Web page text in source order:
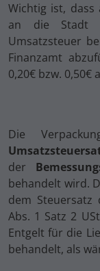
Wichtig ist, dass
an die Stadt
Umsatzsteuer
Finanzamt
0,20€ bzw. 0,50€
Die
der
behandelt wird.
dem Steuersatz
Abs. 1 Satz 2
Entgelt für die
behandelt, als